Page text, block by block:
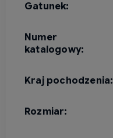
Gatunek:
Numer
katalogowy:
Kraj pochodzenia:
Rozmiar: